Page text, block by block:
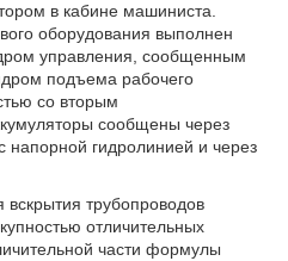
в кабине машиниста.
оборудования выполнен
управления, сообщенным
подъема рабочего
со вторым
сообщены через
напорной гидролинией и через
трубопроводов
отличительных
части формулы